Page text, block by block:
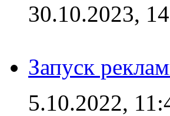
30.10.2023,
Запуск
5.10.2022,